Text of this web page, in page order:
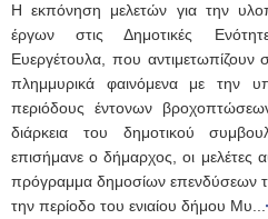
Η εκπόνηση μελετών για την
έργων στις Δημοτικές
Ευεργέτουλα, που
πλημμυρικά φαινόμενα με την
περιόδους έντονων
διάρκεια του δημοτικού
επισήμανε ο δήμαρχος, οι μελέτες
πρόγραμμα δημοσίων επενδύσεων
την περίοδο του ενιαίου δήμου Μυ...